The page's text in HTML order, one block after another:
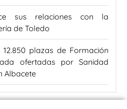
sus relaciones con la
de Toledo
plazas de Formación
ofertadas por Sanidad
Albacete